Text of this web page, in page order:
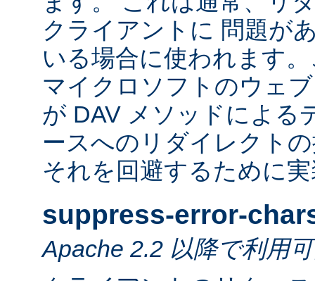
クライアントに 問題が
いる場合に使われます
マイクロソフトのウェ
が DAV メソッドによる
ースへのリダイレクト
それを回避するために
suppress-error-
Apache 2.2 以降で利用